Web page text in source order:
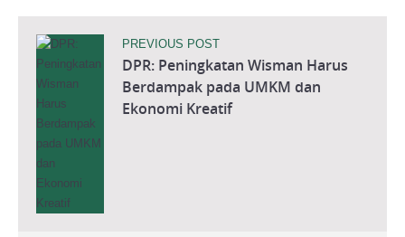
PREVIOUS POST
DPR: Peningkatan Wisman Harus
Berdampak pada UMKM dan
Ekonomi Kreatif